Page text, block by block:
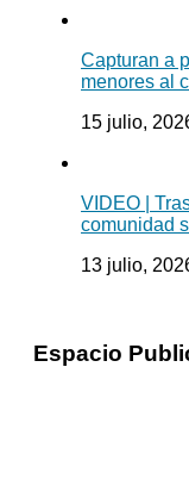
Capturan a
menores al
15 julio,
VIDEO |
comunidad
13 julio,
Espacio